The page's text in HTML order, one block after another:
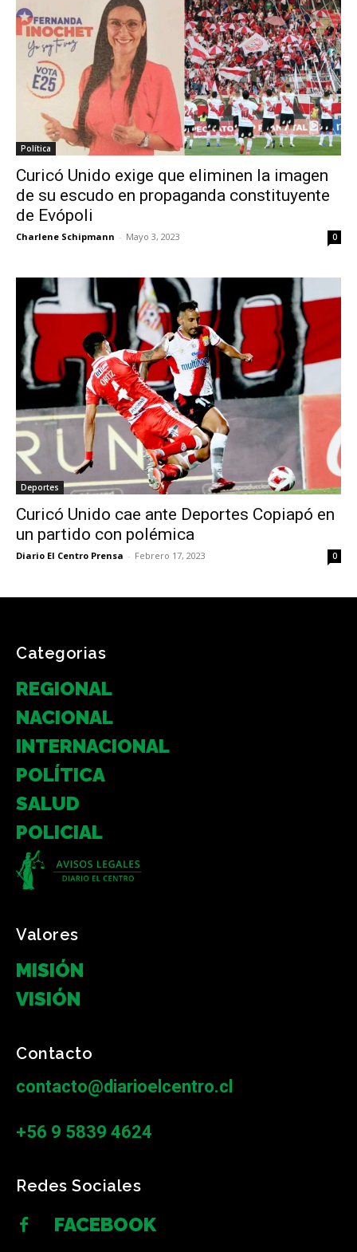
Política
Curicó Unido exige que eliminen la imagen
de su escudo en propaganda constituyente
de Evópoli
Charlene Schipmann - Mayo 3, 2023 0
Deportes
Curicó Unido cae ante Deportes Copiapó en
un partido con polémica
Diario El Centro Prensa - Febrero 17, 2023 0
Categorias
REGIONAL
NACIONAL
INTERNACIONAL
POLÍTICA
SALUD
POLICIAL
Valores
MISIÓN
VISIÓN
Contacto
contacto@diarioelcentro.cl
+56 9 5839 4624
Redes Sociales
FACEBOOK